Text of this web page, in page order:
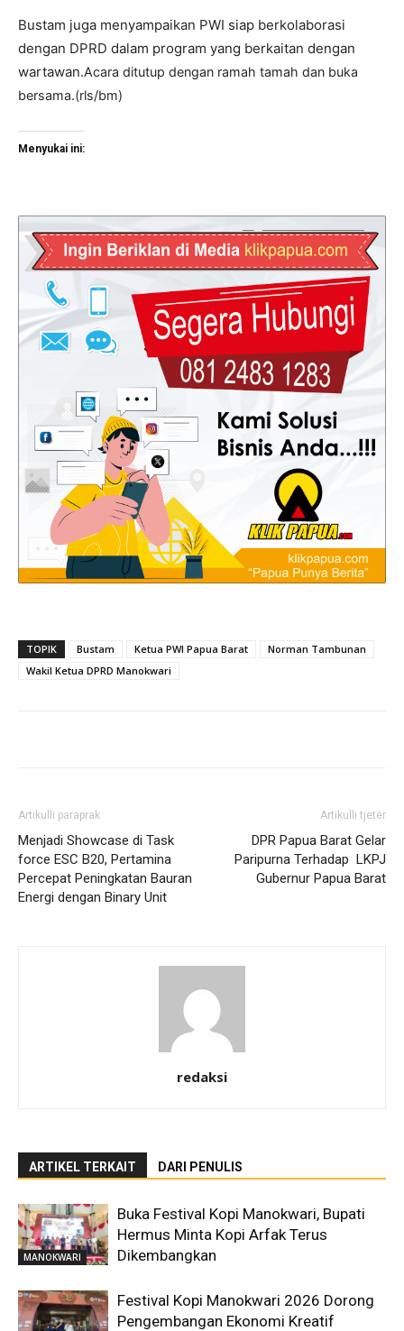
Bustam juga menyampaikan PWI siap berkolaborasi
dengan DPRD dalam program yang berkaitan dengan
wartawan.Acara ditutup dengan ramah tamah dan buka
bersama.(rls/bm)
Menyukai ini:
TOPIK Bustam Ketua PWI Papua Barat
Norman Tambunan
Wakil Ketua DPRD Manokwari
Artikulli paraprak
Menjadi Showcase di Task
force ESC B20, Pertamina
Percepat Peningkatan Bauran
Energi dengan Binary Unit
Artikulli tjetër
DPR Papua Barat Gelar
Paripurna Terhadap LKPJ
Gubernur Papua Barat
redaksi
ARTIKEL TERKAIT DARI PENULIS
MANOKWARI
Buka Festival Kopi Manokwari, Bupati
Hermus Minta Kopi Arfak Terus
Dikembangkan
Festival Kopi Manokwari 2026 Dorong
Pengembangan Ekonomi Kreatif